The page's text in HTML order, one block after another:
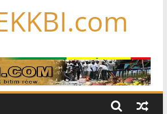
Patrice Talon élu président
moins de trois mois
et la Turquie signent un
de défense
Kinshasa interdit les
de cuivre et de cobalt